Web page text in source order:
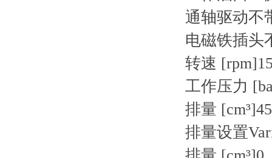
通轴驱动不
电磁铁插头
转速 [rpm]
工作压力
排量 [cm³]45
排量设置